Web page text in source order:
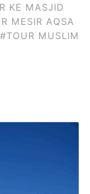
KE MASJID
MESIR AQSA
#TOUR MUSLIM